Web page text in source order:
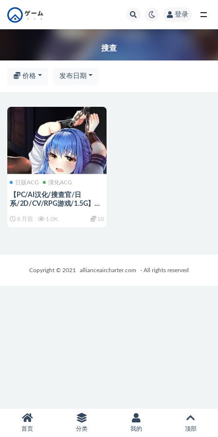
登录
搜查
价格 发布日期
日版ACG 漢化ACG
【PC/AI汉化/搜查官/日
系/2D/CV/RPG游戏/1.5G】潜
リトニー) AI汉化版+搜查官+日
8 月前 1.0K 10
Copyright © 2021 allianceaircharter.com - All rights reserved
首页 分类 我的 顶部